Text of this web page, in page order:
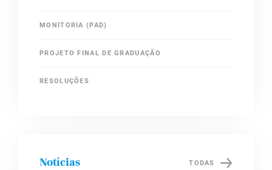
MONITORIA (PAD)
PROJETO FINAL DE GRADUAÇÃO
RESOLUÇÕES
Notícias TODAS